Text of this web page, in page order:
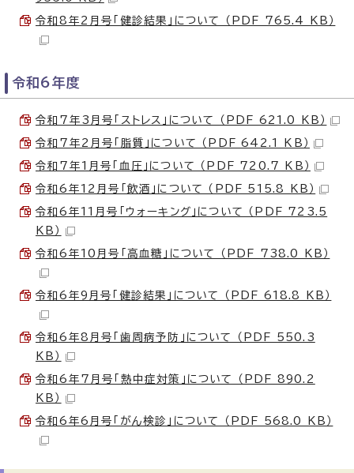
令和8年2月号「健診結果」について （PDF 765.4 KB）
令和6年度
令和7年3月号「ストレス」について （PDF 621.0 KB）
令和7年2月号「脂質」について （PDF 642.1 KB）
令和7年1月号「血圧」について （PDF 720.7 KB）
令和6年12月号「飲酒」について （PDF 515.8 KB）
令和6年11月号「ウォーキング」について （PDF 723.5
KB）
令和6年10月号「高血糖」について （PDF 738.0 KB）
令和6年9月号「健診結果」について （PDF 618.8 KB）
令和6年8月号「歯周病予防」について （PDF 550.3
KB）
令和6年7月号「熱中症対策」について （PDF 890.2
KB）
令和6年6月号「がん検診」について （PDF 568.0 KB）